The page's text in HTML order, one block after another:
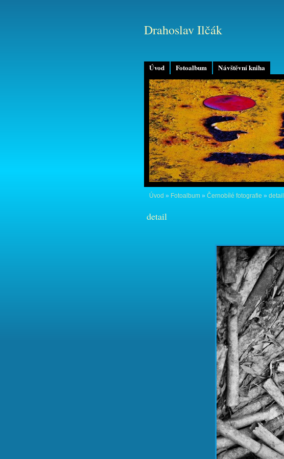
Úvod Fotoalbum Návštěvní kniha
Drahoslav Ilčák
Úvod » Fotoalbum » Černobílé fotografie » detail
detail